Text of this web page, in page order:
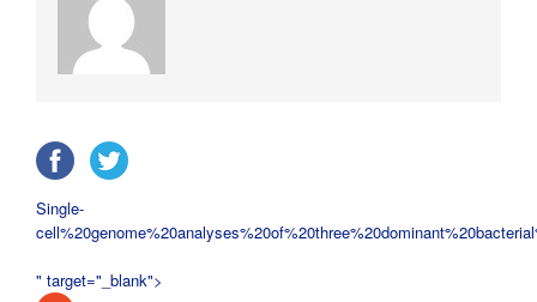
Single-
" target="_blank">